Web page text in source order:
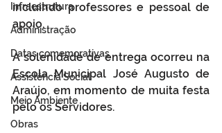
Infraestrutura
Administração
Datas comemorativas
Assistência Social
Meio Ambiente
Obras
incluindo professores e pessoal de
apoio.
A solenidade de entrega ocorreu na
Escola Municipal José Augusto de
Araújo, em momento de muita festa
pelo os Servidores.